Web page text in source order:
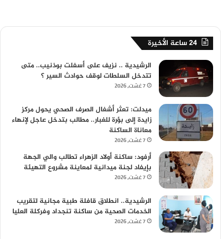
24 ساعة الأخيرة
الرشيدية .. نزيف على أسفلت بوذنيب.. متى
تتدخل السلطات لوقف حوادث السير ؟
7 غشت، 2026
ميدلت: تعثر أشغال الصرف الصحي يحول مركز
زايدة إلى بؤرة للغبار.. مطالب بتدخل عاجل لإنهاء
معاناة الساكنة
7 غشت، 2026
أرفود: ساكنة أولاد الزهراء تطالب والي الجهة
بإيفاد لجنة ميدانية لمعاينة مشروع التهيئة
7 غشت، 2026
الرشيدية.. انطلاق قافلة طبية مجانية لتقريب
الخدمات الصحية من ساكنة تنجداد وفركلة العليا
7 غشت، 2026